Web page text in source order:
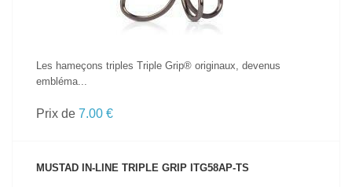
Les hameçons triples Triple Grip® originaux, devenus
embléma...
Prix de 7.00 €
MUSTAD IN-LINE TRIPLE GRIP ITG58AP-TS